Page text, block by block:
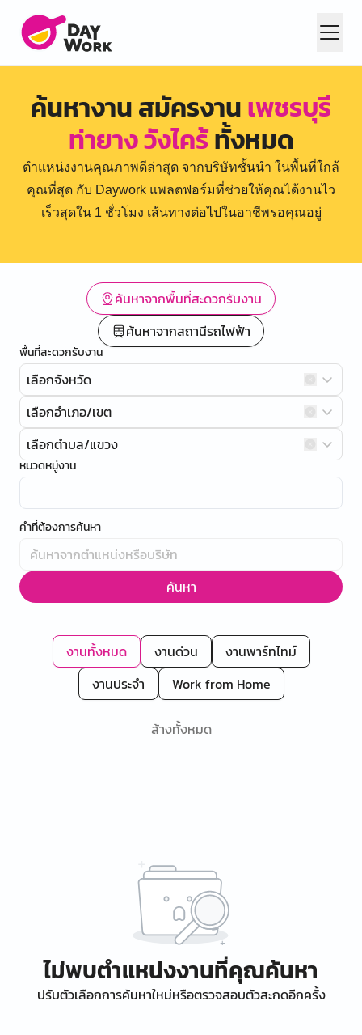
ค้นหางาน สมัครงานเพชรบุรี
ท่ายาง วังไคร้ทั้งหมด
ตำแหน่งงานคุณภาพดีล่าสุด จากบริษัทชั้นนำ ในพื้นที่ใกล้
คุณที่สุด กับ Daywork แพลตฟอร์มที่ช่วยให้คุณได้งานไว
เร็วสุดใน 1 ชั่วโมง เส้นทางต่อไปในอาชีพรอคุณอยู่
ค้นหาจากพื้นที่สะดวกรับงาน
ค้นหาจากสถานีรถไฟฟ้า
พื้นที่สะดวกรับงาน
เลือกจังหวัด
เลือกอำเภอ/เขต
เลือกตำบล/แขวง
หมวดหมู่งาน
คำที่ต้องการค้นหา
ค้นหา
งานทั้งหมด งานด่วน
งานพาร์ทไทม์
งานประจำ
Work from Home
ล้างทั้งหมด
ไม่พบตำแหน่งงานที่คุณค้นหา
ปรับตัวเลือกการค้นหาใหม่หรือตรวจสอบตัวสะกดอีกครั้ง